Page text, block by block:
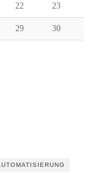
22 23
29 30